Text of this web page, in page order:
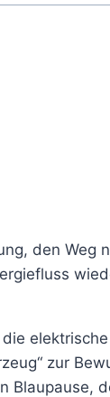
den Weg
zur
Blaupause,